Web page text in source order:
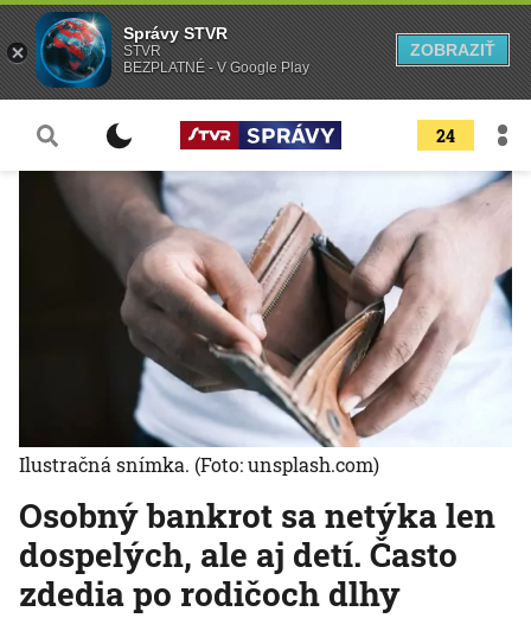
24
Osobný bankrot sa netýka len
dospelých, ale aj detí. Často
zdedia po rodičoch dlhy
Ilustračná snímka. (Foto: unsplash.com)
Správy STVR
STVR
BEZPLATNÉ - V Google Play
ZOBRAZIŤ